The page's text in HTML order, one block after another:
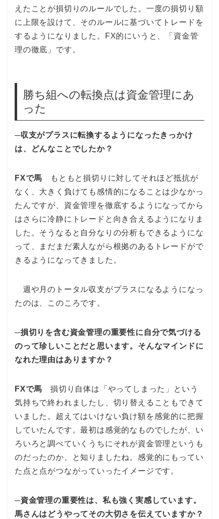
えたことが損切りのルールでした。一度の損切り額
に上限を設けて、そのルールに基づいてトレードを
するようになりました。FX的にいうと、「資金管
理の徹底」です。
勝ち組への転換点は資金管理にあ
った
─収支がプラスに転換するようになったきっかけ
は、どんなことでしたか？
FXで馬 もともと損切りに対してそれほど抵抗が
なく、大きく負けても感情的になることは少なかっ
たんですが、資金管理を徹底するようになってから
はさらに冷静にトレードと向き合えるようになりま
した。そうなると自分なりの分析もできるようにな
って、まだまだ素人ながら根拠のあるトレードがで
きるようになってきました。
週や月のトータル収支がプラスになるようになっ
たのは、このころです。
─損切りを含む資金管理の重要性に自分で気づける
のって珍しいことだと思います。そんなマインドに
なれた理由はありますか？
FXで馬 損切り自体は「やってしまった」という
気持ちで終われましたし、切り替えることもできて
いました。超えてはいけない負け額を感覚的に把握
していたんです。最初は感覚的なものでしたが、い
ろいろと調べていくうちにそれが資金管理というも
のだったのか、と知りましたね。感覚的にもってい
た点と点がつながっていったイメージです。
─資金管理の重要性は、私も強く実感しています。
馬さんはどうやってその大切さを伝えていますか？